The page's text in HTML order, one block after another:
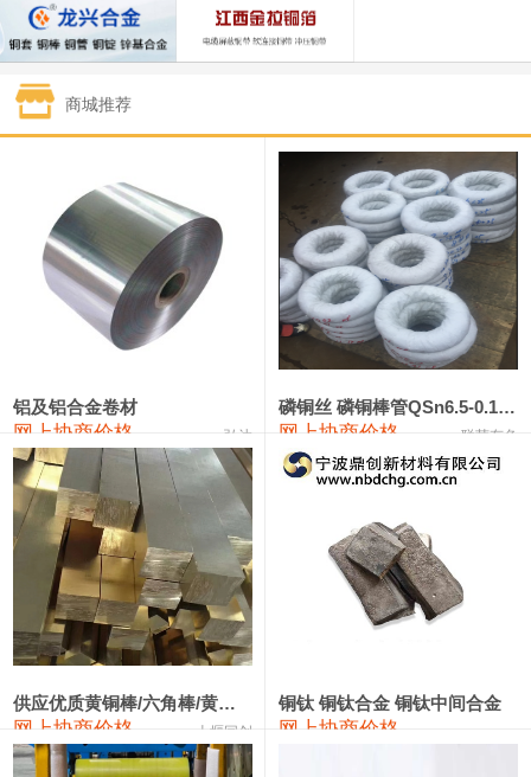
1#镍 129,550—130,750
1#白银 15,100—15,110 15,105 -70
钯金
331,000 -10,000
89,000—95,000 92,000 1,000
2#锑 85,000—91,000 88,000 1,000
1#镁 17,000—18,000 17,500 0
18,900—19,100 19,000 100
1#电解锰(99.7%袋装) 18,000—18,200 18,100 100
1#铬 60,000—82,000
553#硅 9,300—9,500
441#硅 9,600—9,800 9,700
3303#硅 10,300—10,500 10,400
2202#硅 14,100—14,300
金属硅3303#-2202# 10,400—14,200 12,300 0
商城推荐
铝及铝合金卷材
网上协商价格 弘达
磷铜丝 磷铜棒管QSn6.5-0.1 7-0.2 8-0.3
网上协商价格 联荣有色
供应优质黄铜棒/六角棒/黄铜方板
网上协商价格 十堰同创
铜钛 铜钛合金 铜钛中间合金
网上协商价格